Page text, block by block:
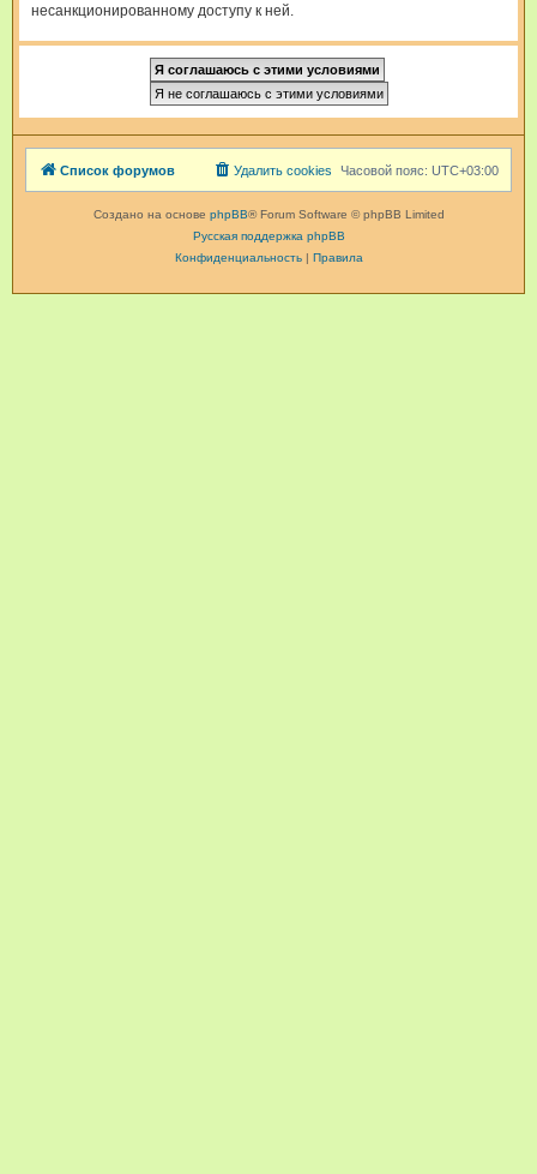
несанкционированному доступу к ней.
Список форумов Часовой пояс: UTC+03:00
Удалить cookies
Создано на основе phpBB® Forum Software © phpBB Limited
Русская поддержка phpBB
Конфиденциальность| Правила